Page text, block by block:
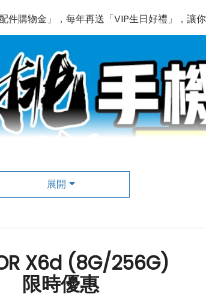
購物金」，每年再送「VIP生日好禮」，讓
展開
X6d (8G/256G)
限時優惠